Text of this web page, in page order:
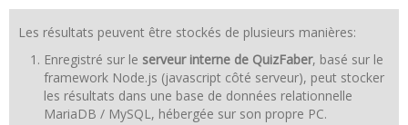
Les résultats peuvent être stockés de plusieurs manières:
Enregistré sur le serveur interne de QuizFaber, basé sur le
framework Node.js (javascript côté serveur), peut stocker
les résultats dans une base de données relationnelle
MariaDB / MySQL, hébergée sur son propre PC.